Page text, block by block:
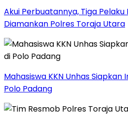
Akui Perbuatannya, Tiga
Diamankan Polres Toraja Utara
Mahasiswa KKN Unhas Siapkan
Polo Padang